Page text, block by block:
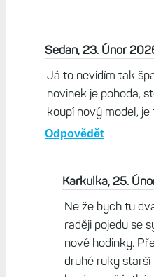
Sedan, 23. Únor
Já to nevidím tak
novinek je pohoda,